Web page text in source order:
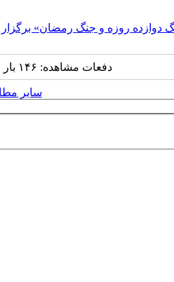
دوازده روزه و جنگ رمضان»
دفعات مشاهده: ۱۴۶ بار |
سایر